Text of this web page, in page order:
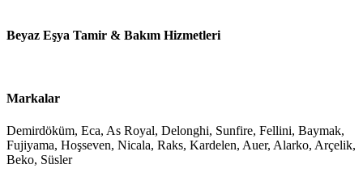
Beyaz Eşya Tamir & Bakım Hizmetleri
Markalar
Demirdöküm, Eca, As Royal, Delonghi, Sunfire, Fellini, Baymak,
Fujiyama, Hoşseven, Nicala, Raks, Kardelen, Auer, Alarko, Arçelik,
Beko, Süsler